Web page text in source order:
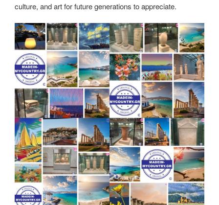
culture, and art for future generations to appreciate.